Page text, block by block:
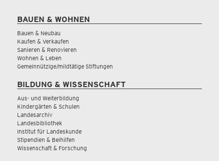
BAUEN & WOHNEN
Bauen & Neubau
Kaufen & Verkaufen
Sanieren & Renovieren
Wohnen & Leben
Gemeinnützige/mildtätige Stiftungen
BILDUNG & WISSENSCHAFT
Aus- und Weiterbildung
Kindergärten & Schulen
Landesarchiv
Landesbibliothek
Institut für Landeskunde
Stipendien & Beihilfen
Wissenschaft & Forschung